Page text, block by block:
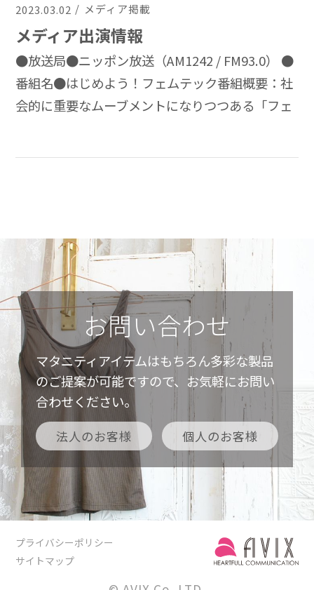
2023.03.02 メディア掲載
メディア出演情報
●放送局●ニッポン放送（AM1242 / FM93.0） ●
番組名●はじめよう！フェムテック番組概要：社
会的に重要なムーブメントになりつつある「フェ
お問い合わせ
マタニティアイテムはもちろん多彩な製品
のご提案が可能ですので、お気軽にお問い
合わせください。
法人のお客様 個人のお客様
プライバシーポリシー
サイトマップ